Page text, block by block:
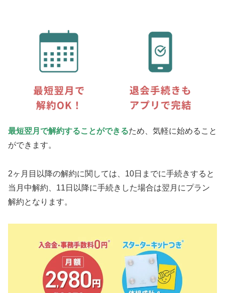
最短翌月で解約することができるため、気軽に始めること
ができます。
2ヶ月目以降の解約に関しては、10日までに手続きすると
当月中解約、11日以降に手続きした場合は翌月にプラン
解約となります。